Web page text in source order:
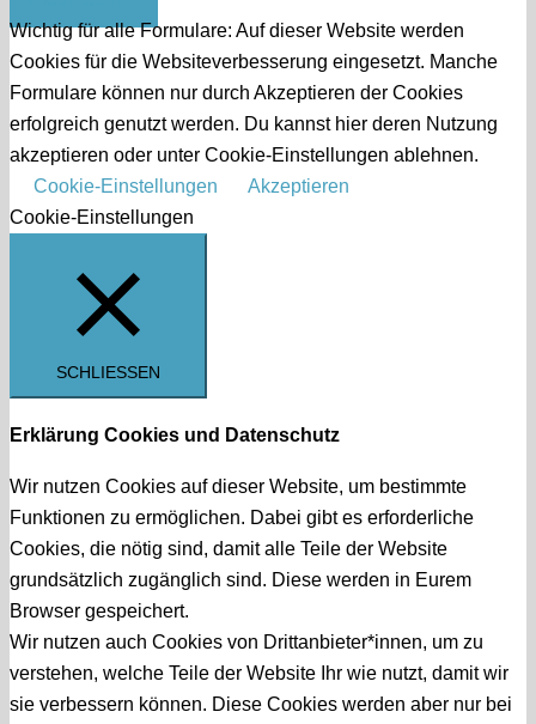
Wichtig für alle Formulare: Auf dieser Website werden
Cookies für die Websiteverbesserung eingesetzt. Manche
Formulare können nur durch Akzeptieren der Cookies
erfolgreich genutzt werden. Du kannst hier deren Nutzung
akzeptieren oder unter Cookie-Einstellungen ablehnen.
Cookie-Einstellungen
Akzeptieren
Cookie-Einstellungen
SCHLIESSEN
Erklärung Cookies und Datenschutz
Wir nutzen Cookies auf dieser Website, um bestimmte
Funktionen zu ermöglichen. Dabei gibt es erforderliche
Cookies, die nötig sind, damit alle Teile der Website
grundsätzlich zugänglich sind. Diese werden in Eurem
Browser gespeichert.
Wir nutzen auch Cookies von Drittanbieter*innen, um zu
verstehen, welche Teile der Website Ihr wie nutzt, damit wir
sie verbessern können. Diese Cookies werden aber nur bei